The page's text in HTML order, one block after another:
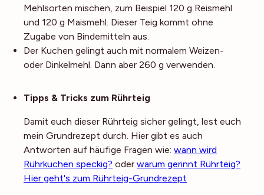
Mehlsorten mischen, zum Beispiel 120 g Reismehl
und 120 g Maismehl. Dieser Teig kommt ohne
Zugabe von Bindemitteln aus.
Der Kuchen gelingt auch mit normalem Weizen-
oder Dinkelmehl. Dann aber 260 g verwenden.
Tipps & Tricks zum Rührteig
Damit euch dieser Rührteig sicher gelingt, lest euch
mein Grundrezept durch. Hier gibt es auch
Antworten auf häufige Fragen wie: wann wird
Rührkuchen speckig? oder warum gerinnt Rührteig?
Hier geht's zum Rührteig-Grundrezept